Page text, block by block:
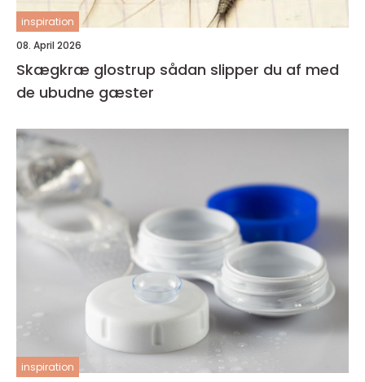
inspiration
08. April 2026
Skægkræ glostrup sådan slipper du af med
de ubudne gæster
inspiration